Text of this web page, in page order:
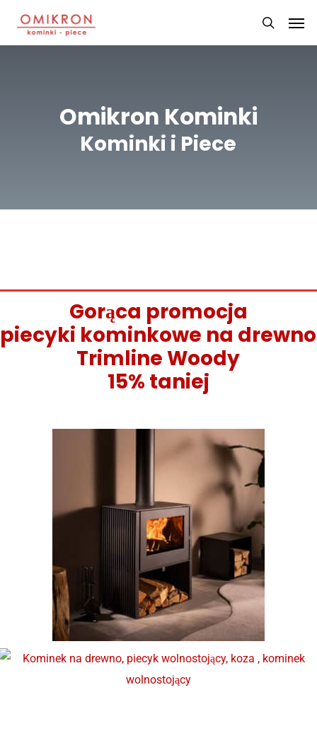
search
Omikron Kominki
Kominki i Piece
Gorąca promocja
piecyki kominkowe na drewno
Trimline Woody
15% taniej